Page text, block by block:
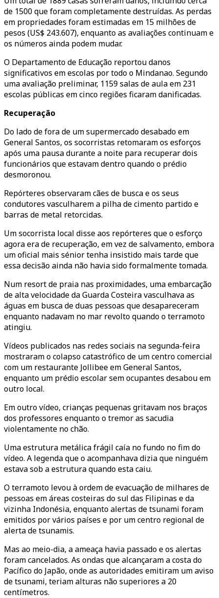
de 1500 que foram completamente destruídas. As perdas
em propriedades foram estimadas em 15 milhões de
pesos (US$ 243.607), enquanto as avaliações continuam e
os números ainda podem mudar.
O Departamento de Educação reportou danos
significativos em escolas por todo o Mindanao. Segundo
uma avaliação preliminar, 1159 salas de aula em 231
escolas públicas em cinco regiões ficaram danificadas.
Recuperação
Do lado de fora de um supermercado desabado em
General Santos, os socorristas retomaram os esforços
após uma pausa durante a noite para recuperar dois
funcionários que estavam dentro quando o prédio
desmoronou.
Repórteres observaram cães de busca e os seus
condutores vasculharem a pilha de cimento partido e
barras de metal retorcidas.
Um socorrista local disse aos repórteres que o esforço
agora era de recuperação, em vez de salvamento, embora
um oficial mais sénior tenha insistido mais tarde que
essa decisão ainda não havia sido formalmente tomada.
Num resort de praia nas proximidades, uma embarcação
de alta velocidade da Guarda Costeira vasculhava as
águas em busca de duas pessoas que desapareceram
enquanto nadavam no mar revolto quando o terramoto
atingiu.
Vídeos publicados nas redes sociais na segunda-feira
mostraram o colapso catastrófico de um centro comercial
com um restaurante Jollibee em General Santos,
enquanto um prédio escolar sem ocupantes desabou em
outro local.
Em outro vídeo, crianças pequenas gritavam nos braços
dos professores enquanto o tremor as sacudia
violentamente no chão.
Uma estrutura metálica frágil caía no fundo no fim do
vídeo. A legenda que o acompanhava dizia que ninguém
estava sob a estrutura quando esta caiu.
O terramoto levou à ordem de evacuação de milhares de
pessoas em áreas costeiras do sul das Filipinas e da
vizinha Indonésia, enquanto alertas de tsunami foram
emitidos por vários países e por um centro regional de
alerta de tsunamis.
Mas ao meio-dia, a ameaça havia passado e os alertas
foram cancelados. As ondas que alcançaram a costa do
Pacífico do Japão, onde as autoridades emitiram um aviso
de tsunami, teriam alturas não superiores a 20
centímetros.